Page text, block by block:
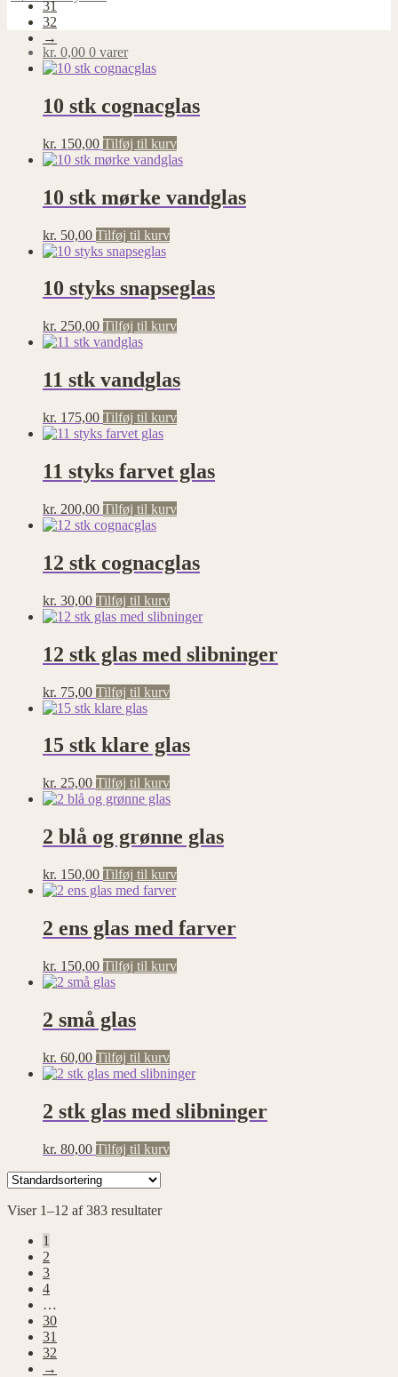
kr. 0,00 0 varer
31
32
→
10 stk cognacglas
kr. 150,00 Tilføj til kurv
10 stk mørke vandglas
kr. 50,00 Tilføj til kurv
10 styks snapseglas
kr. 250,00 Tilføj til kurv
11 stk vandglas
kr. 175,00 Tilføj til kurv
11 styks farvet glas
kr. 200,00 Tilføj til kurv
12 stk cognacglas
kr. 30,00 Tilføj til kurv
12 stk glas med slibninger
kr. 75,00 Tilføj til kurv
15 stk klare glas
kr. 25,00 Tilføj til kurv
2 blå og grønne glas
kr. 150,00 Tilføj til kurv
2 ens glas med farver
kr. 150,00 Tilføj til kurv
2 små glas
kr. 60,00 Tilføj til kurv
2 stk glas med slibninger
kr. 80,00 Tilføj til kurv
Viser 1–12 af 383 resultater
1
2
3
4
…
30
31
32
→